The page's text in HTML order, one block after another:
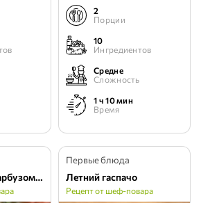
2
Порции
10
Ингредиентов
Средне
Сложность
1 ч 10 мин
Время
Летний салат с арбузом и сыром Фета.
Первые блюда
Летний гаспачо
Рецепт от шеф-повара